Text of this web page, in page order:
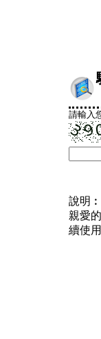
請輸入
說明︰
親愛
續使